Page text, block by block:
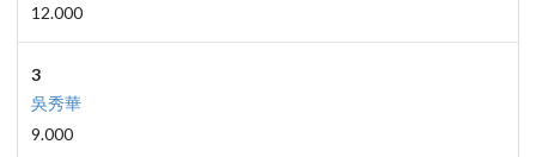
12.000
3
吳秀華
9.000